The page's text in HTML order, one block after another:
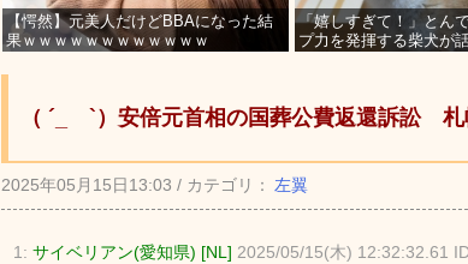
【愕然】元美人だけどBBAになった結
果ｗｗｗｗｗｗｗｗｗｗｗｗ
「嬉しすぎて！」とん
プ力を発揮する柴犬が
（ ´_ゝ`）安倍元首相の国葬公費返還訴訟
2025年05月15日13:03 / カテゴリ： 左翼
1: サイベリアン(愛知県) [NL] 2025/05/15(木) 12:32:32.61